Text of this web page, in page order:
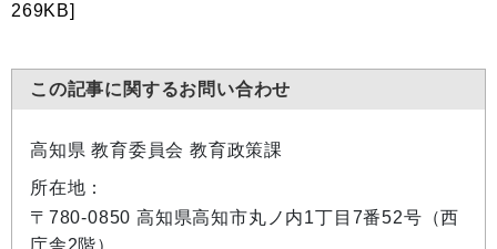
269KB]
この記事に関するお問い合わせ
高知県 教育委員会 教育政策課
所在地：
〒780-0850 高知県高知市丸ノ内1丁目7番52号（西
庁舎2階）